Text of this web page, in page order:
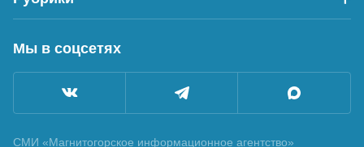
Мы в соцсетях
СМИ «Магнитогорское информационное агентство»